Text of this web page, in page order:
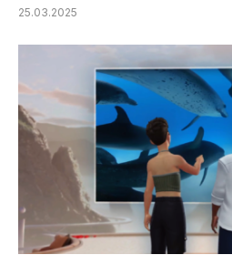
25.03.2025